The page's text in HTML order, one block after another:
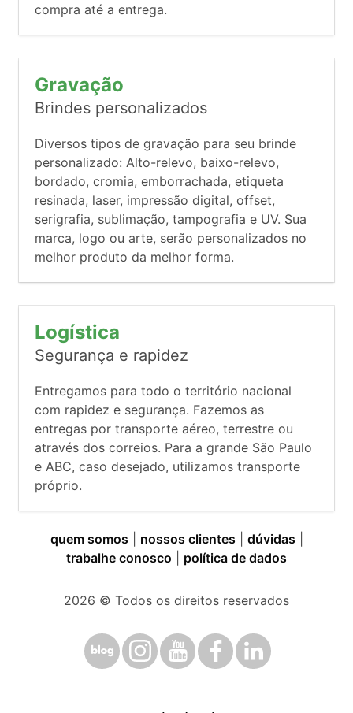
compra até a entrega.
Gravação
Brindes personalizados
Diversos tipos de gravação para seu brinde
personalizado: Alto-relevo, baixo-relevo,
bordado, cromia, emborrachada, etiqueta
resinada, laser, impressão digital, offset,
serigrafia, sublimação, tampografia e UV. Sua
marca, logo ou arte, serão personalizados no
melhor produto da melhor forma.
Logística
Segurança e rapidez
Entregamos para todo o território nacional
com rapidez e segurança. Fazemos as
entregas por transporte aéreo, terrestre ou
através dos correios. Para a grande São Paulo
e ABC, caso desejado, utilizamos transporte
próprio.
quem somos nossos clientes dúvidas
trabalhe conosco
política de dados
2026 © Todos os direitos reservados